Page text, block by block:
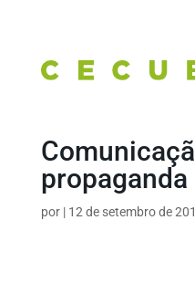
propaganda
por | 12 de setembro de